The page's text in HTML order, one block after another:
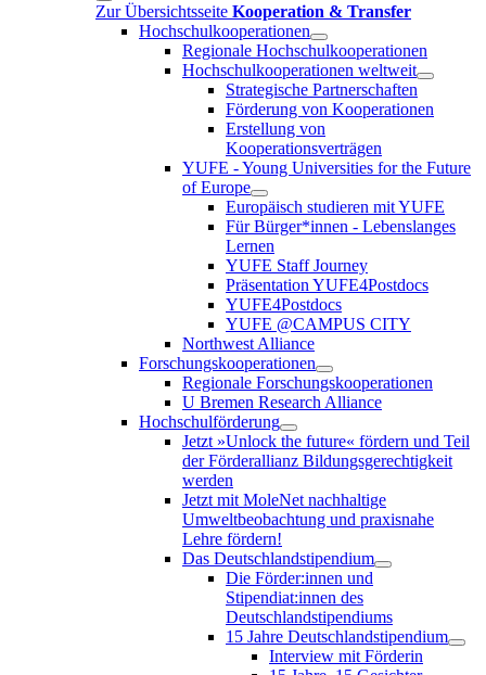
Zur Übersichtsseite Kooperation & Transfer
Hochschulkooperationen
Regionale Hochschulkooperationen
Hochschulkooperationen weltweit
Strategische Partnerschaften
Förderung von Kooperationen
Erstellung von
Kooperationsverträgen
YUFE - Young Universities for the Future
of Europe
Europäisch studieren mit YUFE
Für Bürger*innen - Lebenslanges
Lernen
YUFE Staff Journey
Präsentation YUFE4Postdocs
YUFE4Postdocs
YUFE @CAMPUS CITY
Northwest Alliance
Forschungskooperationen
Regionale Forschungskooperationen
U Bremen Research Alliance
Hochschulförderung
Jetzt »Unlock the future« fördern und Teil
der Förderallianz Bildungsgerechtigkeit
werden
Jetzt mit MoleNet nachhaltige
Umweltbeobachtung und praxisnahe
Lehre fördern!
Das Deutschlandstipendium
Die Förder:innen und
Stipendiat:innen des
Deutschlandstipendiums
15 Jahre Deutschlandstipendium
Interview mit Förderin